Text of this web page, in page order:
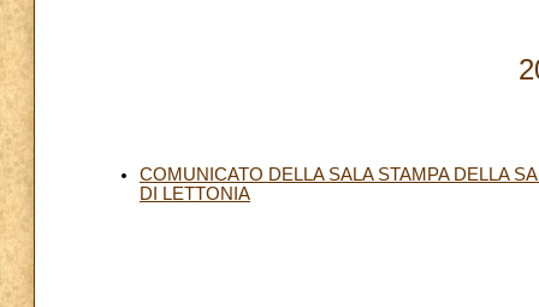
COMUNICATO DELLA SALA STAMPA DELLA
DI LETTONIA